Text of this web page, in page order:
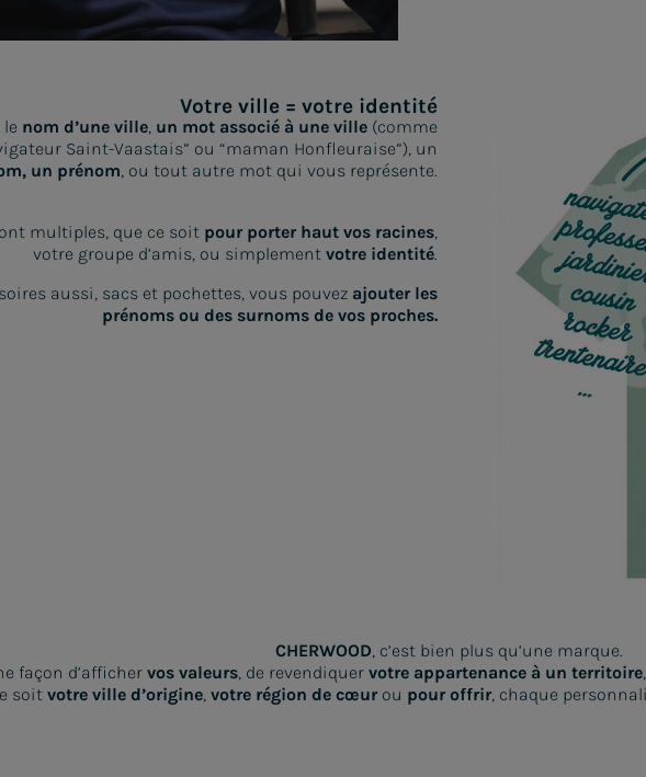
Votre ville = votre identité
nom d’une ville, un mot associé à une ville (comme
Saint-Vaastais” ou “maman Honfleuraise”), un
un prénom, ou tout autre mot qui vous représente.
multiples, que ce soit pour porter haut vos racines,
votre groupe d’amis, ou simplement votre identité.
aussi, sacs et pochettes, vous pouvez ajouter les
prénoms ou des surnoms de vos proches.
CHERWOOD, c’est bien plus qu’une marque.
façon d’afficher vos valeurs, de revendiquer votre appartenance à un territoire
soit votre ville d’origine, votre région de cœur ou pour offrir, chaque